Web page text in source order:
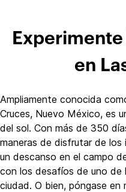
en
Ampliamente conocida
Cruces, Nuevo México, es
del sol. Con más de 350
maneras de disfrutar de
un descanso en el campo
con los desafíos de uno de
ciudad. O bien, póngase